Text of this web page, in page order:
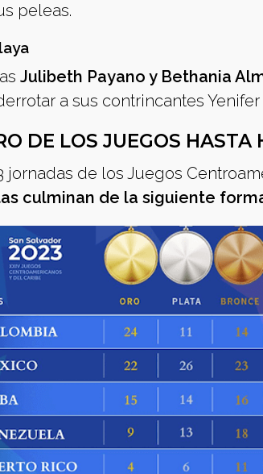
peleas.
Julibeth Payano y Bethania
a sus contrincantes
DE LOS JUEGOS HASTA
jornadas de los Juegos
culminan de la siguiente